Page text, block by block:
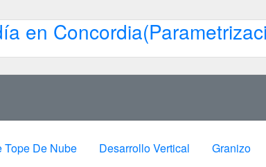
en
Tope De Nube Desarrollo Vertical Granizo